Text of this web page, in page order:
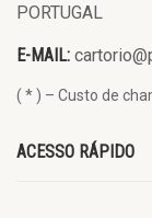
PORTUGAL
E-MAIL:
( * ) – Custo de
ACESSO RÁPIDO